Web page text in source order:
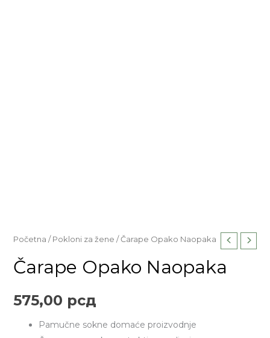
Početna / Pokloni za žene / Čarape Opako Naopaka
Čarape Opako Naopaka
575,00 рсд
Pamučne sokne domaće proizvodnje
Čarape
Opako
Naopaka